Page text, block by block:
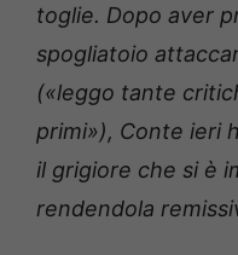
toglie. Dopo aver
spogliatoio
(«leggo tante
primi»), Conte ieri
il grigiore che si è
rendendola